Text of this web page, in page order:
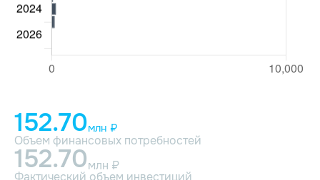
152.70млн ₽
Объем финансовых потребностей
152.70млн ₽
Фактический объем инвестиций